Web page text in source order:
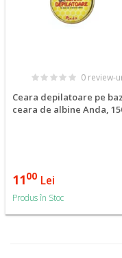
0 review-
Ceara depilatoare pe
ceara de albine Anda,
1100 Lei
Produs în Stoc